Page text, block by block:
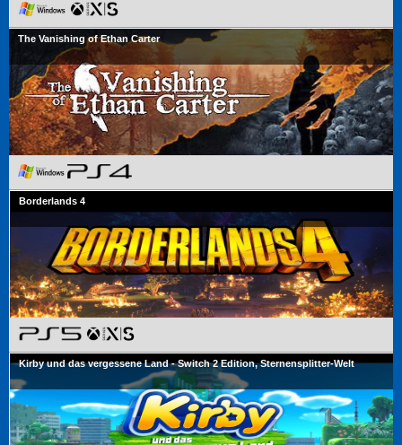
The Vanishing of Ethan Carter
Borderlands 4
Kirby und das vergessene Land - Switch 2 Edition, Sternensplitter-Welt